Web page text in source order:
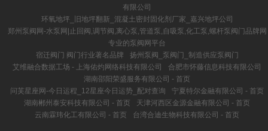
有限公司
环氧地坪_旧地坪翻新_混凝土密封固化剂厂家_嘉兴地坪公司
郑州泵阀网-水泵网|止回阀,调节阀,离心泵,管道泵,自吸泵,化工泵,螺杆泵阀门品牌网
专业的泵阀网平台
宿迁阀门 阀门行业著名品牌
扬州泵阀_泵阀门_制造供应泵阀门
艾维融合数据工场 - 上海佑灼网络科技有限公司
合肥市怀藤信息科技有限公司
湖南邵阳荣盛服务有限公司 - 首页
问芙星座网-今日运程_12星座今日运势_配对查询
宁夏特尔金融有限公司 - 首页
湖南郴州泰安科技有限公司 - 首页
天津河西区金源金融有限公司 - 首页
云南霖玮化工有限公司 - 首页
台湾合迪生物科技有限公司 - 首页